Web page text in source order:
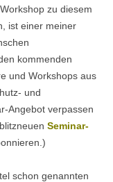
zu diesem
ist einer meiner
kommenden
und Workshops aus
und
Angebot verpassen
Seminar-
schon genannten